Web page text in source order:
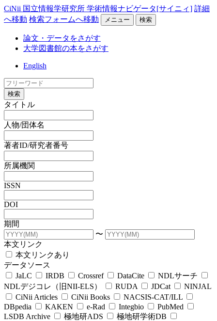
CiNii 国立情報学研究所 学術情報ナビゲータ[サイニィ] 詳細
へ移動 検索フォームへ移動 メニュー 検索
論文・データをさがす
大学図書館の本をさがす
English
検索
タイトル
人物/団体名
著者ID/研究者番号
所属機関
ISSN
DOI
期間
〜
本文リンク
本文リンクあり
データソース
JaLC
IRDB Crossref DataCite
NDLサーチ
NDLデジコレ（旧NII-ELS）
RUDA JDCat
NINJAL
CiNii Articles
CiNii Books
NACSIS-CAT/ILL
DBpedia
KAKEN e-Rad Integbio
PubMed
LSDB Archive
極地研ADS
極地研学術DB